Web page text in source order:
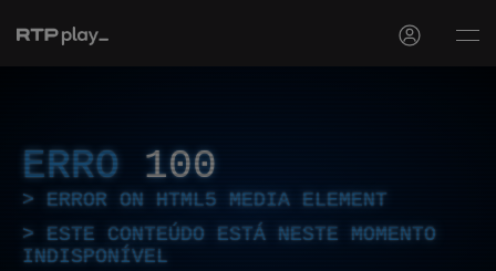
ERRO 100
ERROR ON HTML5 MEDIA ELEMENT
ESTE CONTEÚDO ESTÁ NESTE MOMENTO
INDISPONÍVEL